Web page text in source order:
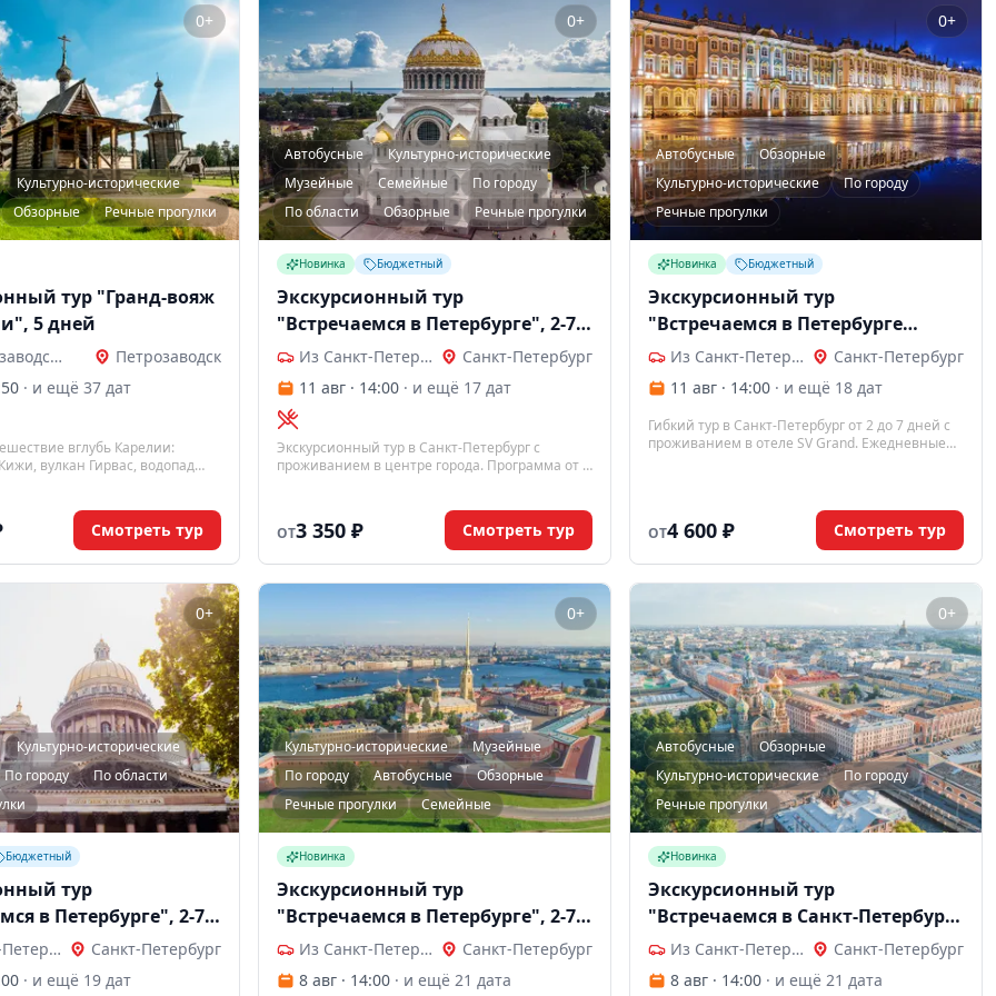
0+
Культурно-исторические
Обзорные Речные прогулки
тур "Гранд-вояж
5 дней
Из Петрозаводска
Петрозаводск
· и ещё 37 дат
вглубь Карелии:
вулкан Гирвас, водопад
Смотреть тур
0+
Автобусные
Культурно-исторические
Музейные
Семейные
По городу
По области
Обзорные Речные прогулки
Новинка Бюджетный
Экскурсионный тур
"Встречаемся в Петербурге", 2-7
дней
Из Санкт-Петербурга
Санкт-Петербург
11 авг · 14:00 · и ещё 17 дат
Экскурсионный тур в Санкт-Петербург с
проживанием в центре города. Программа от 2
ОТ3 350 ₽ Смотреть тур
0+
Автобусные
Обзорные
Культурно-исторические
По городу
Речные прогулки
Новинка Бюджетный
Экскурсионный тур
"Встречаемся в Петербурге
ЛАЙТ", 2-7 днейИз Санкт-Петербурга
Санкт-Петербург
11 авг · 14:00 · и ещё 18 дат
Гибкий тур в Санкт-Петербург от 2 до 7 дней с
проживанием в отеле SV Grand. Ежедневные
ОТ4 600 ₽ Смотреть тур
0+
Культурно-исторические
По городу
По области
Бюджетный
тур
в Петербурге", 2-7
Из Санкт-Петербурга
Санкт-Петербург
· и ещё 19 дат
0+
Культурно-исторические
Музейные
По городу
Автобусные
Обзорные
Речные прогулки
Семейные
Новинка
Экскурсионный тур
"Встречаемся в Петербурге", 2-7
дней
Из Санкт-Петербурга
Санкт-Петербург
8 авг · 14:00 · и ещё 21 дата
0+
Автобусные
Обзорные
Культурно-исторические
По городу
Речные прогулки
Новинка
Экскурсионный тур
"Встречаемся в Санкт-Петербурге
ЛАЙТ", 2-7 днейИз Санкт-Петербурга
Санкт-Петербург
8 авг · 14:00 · и ещё 21 дата